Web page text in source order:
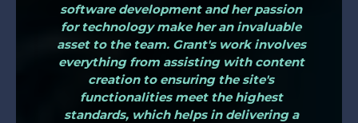
software development and her passion
for technology make her an invaluable
asset to the team. Grant's work involves
everything from assisting with content
creation to ensuring the site's
functionalities meet the highest
standards, which helps in delivering a